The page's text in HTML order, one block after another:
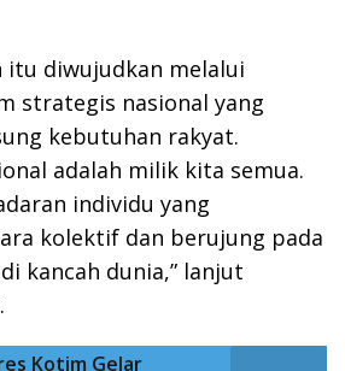
itu diwujudkan melalui
strategis nasional yang
kebutuhan rakyat.
adalah milik kita semua.
individu yang
kolektif dan berujung pada
kancah dunia,” lanjut
Kotim Gelar